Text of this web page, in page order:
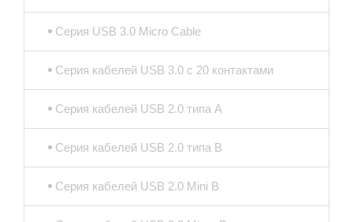
Серия USB 3.0 Micro Cable
Серия кабелей USB 3.0 с 20 контактами
Серия кабелей USB 2.0 типа A
Серия кабелей USB 2.0 типа B
Серия кабелей USB 2.0 Mini B